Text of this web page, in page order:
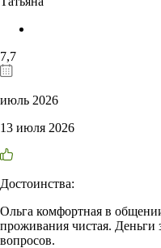
7,7
июль 2026
13 июля 2026
Достоинства:
Ольга комфортная в
проживания чистая. Деньги
вопросов.